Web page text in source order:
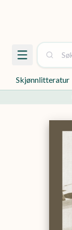
Skjønnlitteratur